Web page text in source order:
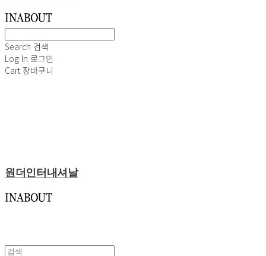
Search 검색
Log In 로그인
Cart 장바구니
원더인터내셔날